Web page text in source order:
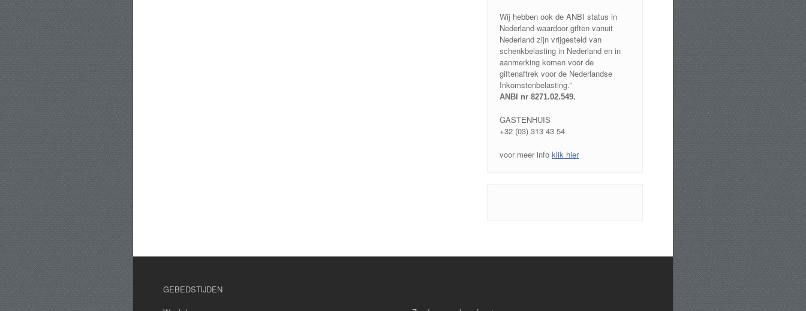
Wij hebben ook de ANBI status in
Nederland waardoor giften vanuit
Nederland zijn vrijgesteld van
schenkbelasting in Nederland en in
aanmerking komen voor de
giftenaftrek voor de Nederlandse
Inkomstenbelasting.”
ANBI nr 8271.02.549.
GASTENHUIS
+32 (03) 313 43 54
voor meer info klik hier
GEBEDSTIJDEN